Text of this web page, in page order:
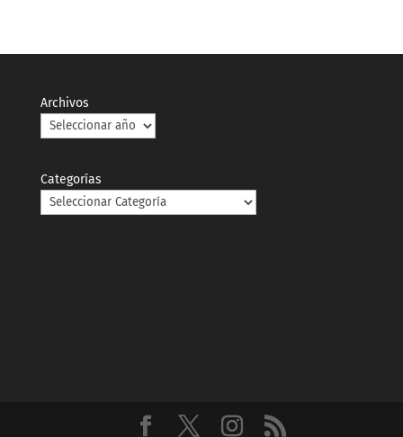
Archivos
Categorías